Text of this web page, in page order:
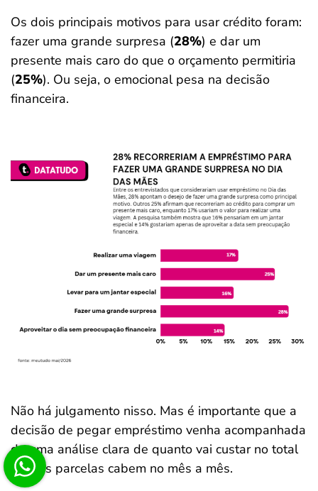
Os dois principais motivos para usar crédito foram:
fazer uma grande surpresa (28%) e dar um
presente mais caro do que o orçamento permitiria
(25%). Ou seja, o emocional pesa na decisão
financeira.
Não há julgamento nisso. Mas é importante que a
decisão de pegar empréstimo venha acompanhada
de uma análise clara de quanto vai custar no total
e se as parcelas cabem no mês a mês.